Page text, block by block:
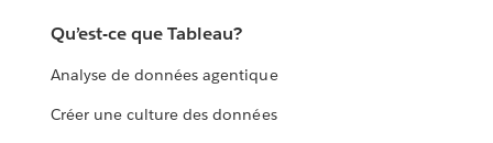
Qu’est-ce que Tableau?
Analyse de données agentique
Créer une culture des données